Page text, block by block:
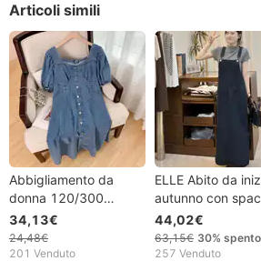
Articoli simili
Abbigliamento da
donna 120/300
Catties Plus Size Abito
in denim con scollo
quadrato e cerniera
34,13€
24,48€
201 Venduto
ELLE Abito da
autunno con
irregolari in denim
coreano, nuovo,
snellente e ampio
44,02€
63,15€ 30% spento
257 Venduto